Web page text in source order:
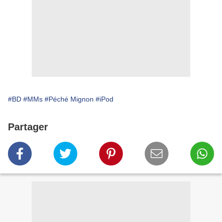
#BD #MMs #Péché Mignon #iPod
Partager